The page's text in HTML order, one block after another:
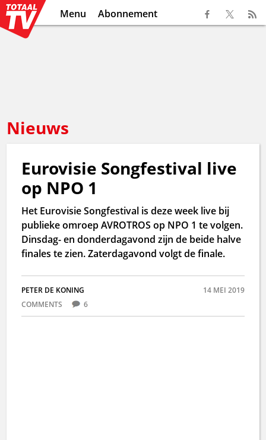
Menu Abonnement
Nieuws
Eurovisie Songfestival live
op NPO 1
Het Eurovisie Songfestival is deze week live bij
publieke omroep AVROTROS op NPO 1 te volgen.
Dinsdag- en donderdagavond zijn de beide halve
finales te zien. Zaterdagavond volgt de finale.
PETER DE KONING
14 MEI 2019
COMMENTS
6